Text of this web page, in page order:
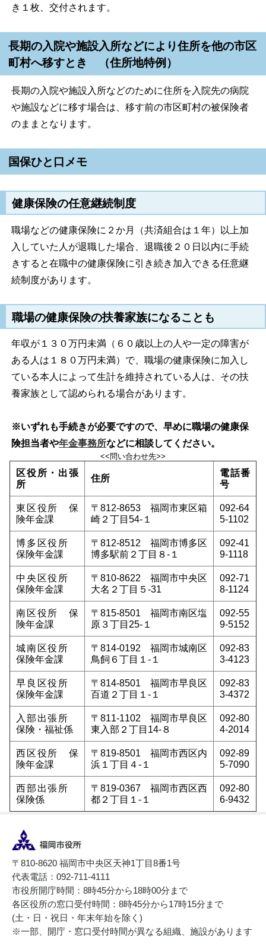
き１枚、交付されます。
長期の入院や施設入所などにより住所を他の市区
町村へ移すとき （住所地特例）
長期の入院や施設入所などのために住所を入院先の病院
や施設などに移す場合は、移す前の市区町村の被保険者
のままとなります。
国保ひと口メモ
健康保険の任意継続制度
職場などの健康保険に２か月（共済組合は１年）以上加
入していた人が退職した場合、退職後２０日以内に手続
きすると在職中の健康保険に引き続き加入できる任意継
続制度があります。
職場の健康保険の扶養家族になることも
年収が１３０万円未満（６０歳以上の人や一定の障害が
ある人は１８０万円未満）で、職場の健康保険に加入し
ている本人によって生計を維持されている人は、その扶
養家族として認められる場合があります。
※いずれも手続きが必要ですので、早めに職場の健康保
険担当者や年金事務所などに相談してください。
<<問い合わせ先>>
区役所・出張
所
住所
電話番
号
東区役所 保
険年金課
〒812-8653 福岡市東区箱
崎２丁目54-１
092-64
5-1102
博多区役所
保険年金課
〒812-8512 福岡市博多区
博多駅前２丁目８-１
092-41
9-1118
中央区役所
保険年金課
〒810-8622 福岡市中央区
大名２丁目５-31
092-71
8-1124
南区役所 保
険年金課
〒815-8501 福岡市南区塩
原３丁目25-１
092-55
9-5152
城南区役所
保険年金課
〒814-0192 福岡市城南区
鳥飼６丁目１-１
092-83
3-4123
早良区役所
保険年金課
〒814-8501 福岡市早良区
百道２丁目１-１
092-83
3-4372
入部出張所
保険・福祉係
〒811-1102 福岡市早良区
東入部２丁目14-８
092-80
4-2014
西区役所 保
険年金課
〒819-8501 福岡市西区内
浜１丁目４-１
092-89
5-7090
西部出張所
保険係
〒819-0367 福岡市西区西
都２丁目１-１
092-80
6-9432
〒810-8620 福岡市中央区天神1丁目8番1号
代表電話：092-711-4111
市役所開庁時間：8時45分から18時00分まで
各区役所の窓口受付時間：8時45分から17時15分まで
(土・日・祝日・年末年始を除く)
※一部、開庁・窓口受付時間が異なる組織、施設があります